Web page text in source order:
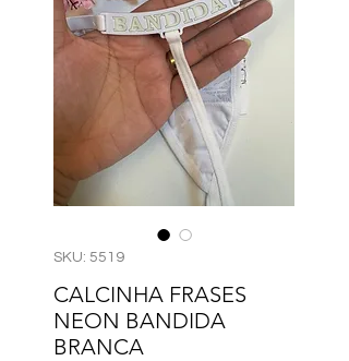
SKU: 5519
CALCINHA FRASES
NEON BANDIDA
BRANCA